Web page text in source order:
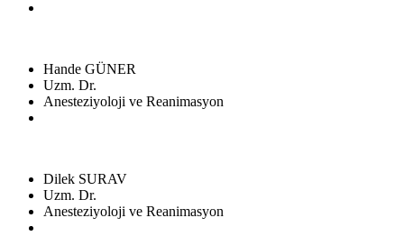
Hande GÜNER
Uzm. Dr.
Anesteziyoloji ve Reanimasyon
Dilek SURAV
Uzm. Dr.
Anesteziyoloji ve Reanimasyon